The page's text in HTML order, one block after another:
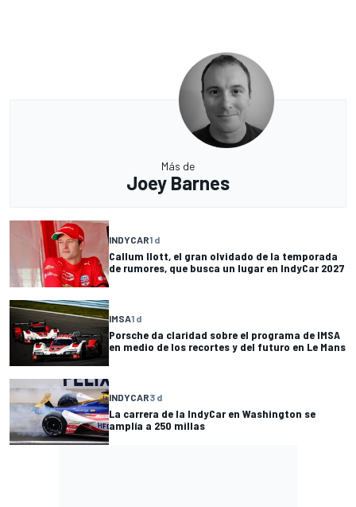
Más de
Joey Barnes
INDYCAR1 d
Callum Ilott, el gran olvidado de la temporada
de rumores, que busca un lugar en IndyCar 2027
IMSA1 d
Porsche da claridad sobre el programa de IMSA
en medio de los recortes y del futuro en Le Mans
INDYCAR3 d
La carrera de la IndyCar en Washington se
amplía a 250 millas